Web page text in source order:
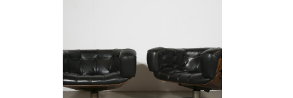
PAIRE DE FAUTEUILS DE
MARTIN GRIERSON